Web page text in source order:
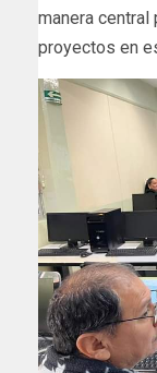
manera central
proyectos en